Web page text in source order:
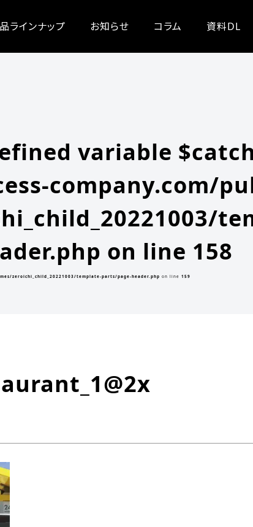
ラインナップ お知らせ コラム 資料DL
variable
company.com/
on line 158
zeroichi_child_20221003/template-parts/page-header.php on line 159